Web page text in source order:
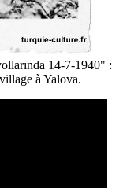
14-7-1940" :
à Yalova.